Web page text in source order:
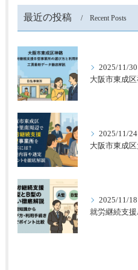
最近の投稿 Recent Posts
2025/11/30
2025/11/24
2025/11/18